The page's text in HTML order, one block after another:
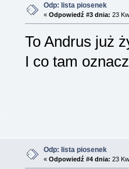
Odp: lista piosenek
« Odpowiedź #3 dnia: 23
To Andrus już
I co tam
Odp: lista piosenek
« Odpowiedź #4 dnia: 23